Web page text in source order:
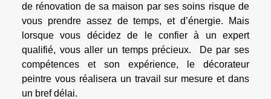
de rénovation de sa maison par ses soins risque de
vous prendre assez de temps, et d’énergie. Mais
lorsque vous décidez de le confier à un expert
qualifié, vous aller un temps précieux. De par ses
compétences et son expérience, le décorateur
peintre vous réalisera un travail sur mesure et dans
un bref délai.